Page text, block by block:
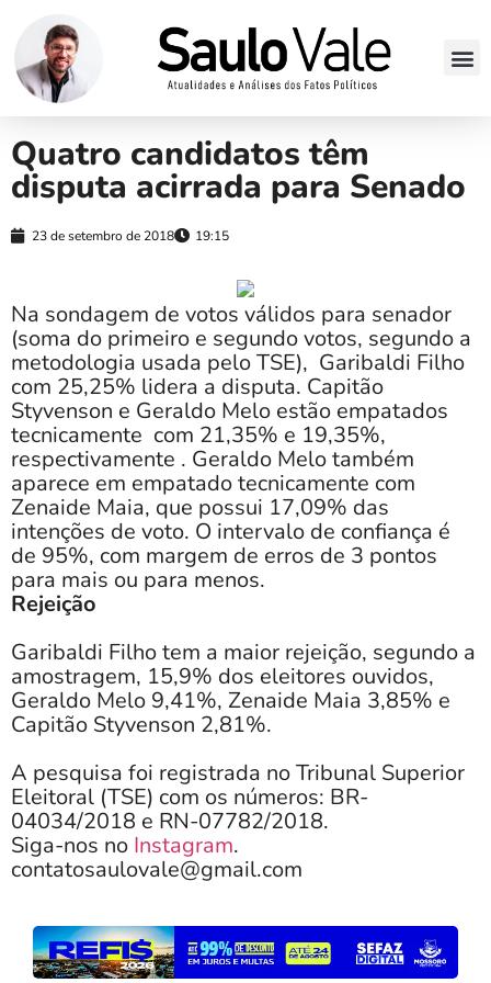
Quatro candidatos têm
disputa acirrada para Senado
23 de setembro de 2018 19:15
Na sondagem de votos válidos para senador
(soma do primeiro e segundo votos, segundo a
metodologia usada pelo TSE), Garibaldi Filho
com 25,25% lidera a disputa. Capitão
Styvenson e Geraldo Melo estão empatados
tecnicamente com 21,35% e 19,35%,
respectivamente . Geraldo Melo também
aparece em empatado tecnicamente com
Zenaide Maia, que possui 17,09% das
intenções de voto. O intervalo de confiança é
de 95%, com margem de erros de 3 pontos
para mais ou para menos.
Rejeição
Garibaldi Filho tem a maior rejeição, segundo a
amostragem, 15,9% dos eleitores ouvidos,
Geraldo Melo 9,41%, Zenaide Maia 3,85% e
Capitão Styvenson 2,81%.
A pesquisa foi registrada no Tribunal Superior
Eleitoral (TSE) com os números: BR-
04034/2018 e RN-07782/2018.
Siga-nos no Instagram.
contatosaulovale@gmail.com